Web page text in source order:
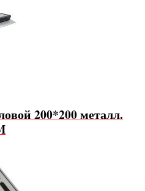
200*200 металл.